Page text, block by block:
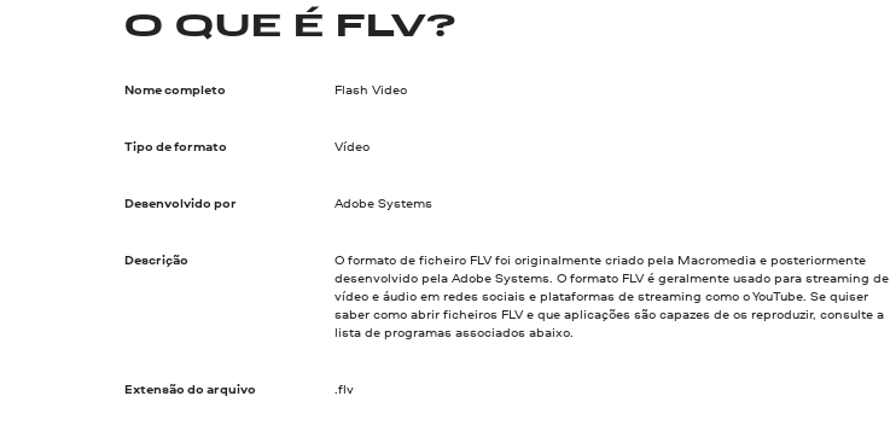
O QUE É FLV?
Nome completo Flash Video
Tipo de formato Vídeo
Desenvolvido por Adobe Systems
Descrição
O formato de ficheiro FLV foi originalmente criado pela Macromedia e posteriormente
desenvolvido pela Adobe Systems. O formato FLV é geralmente usado para streaming de
vídeo e áudio em redes sociais e plataformas de streaming como o YouTube. Se quiser
saber como abrir ficheiros FLV e que aplicações são capazes de os reproduzir, consulte a
lista de programas associados abaixo.
Extensão do arquivo .flv